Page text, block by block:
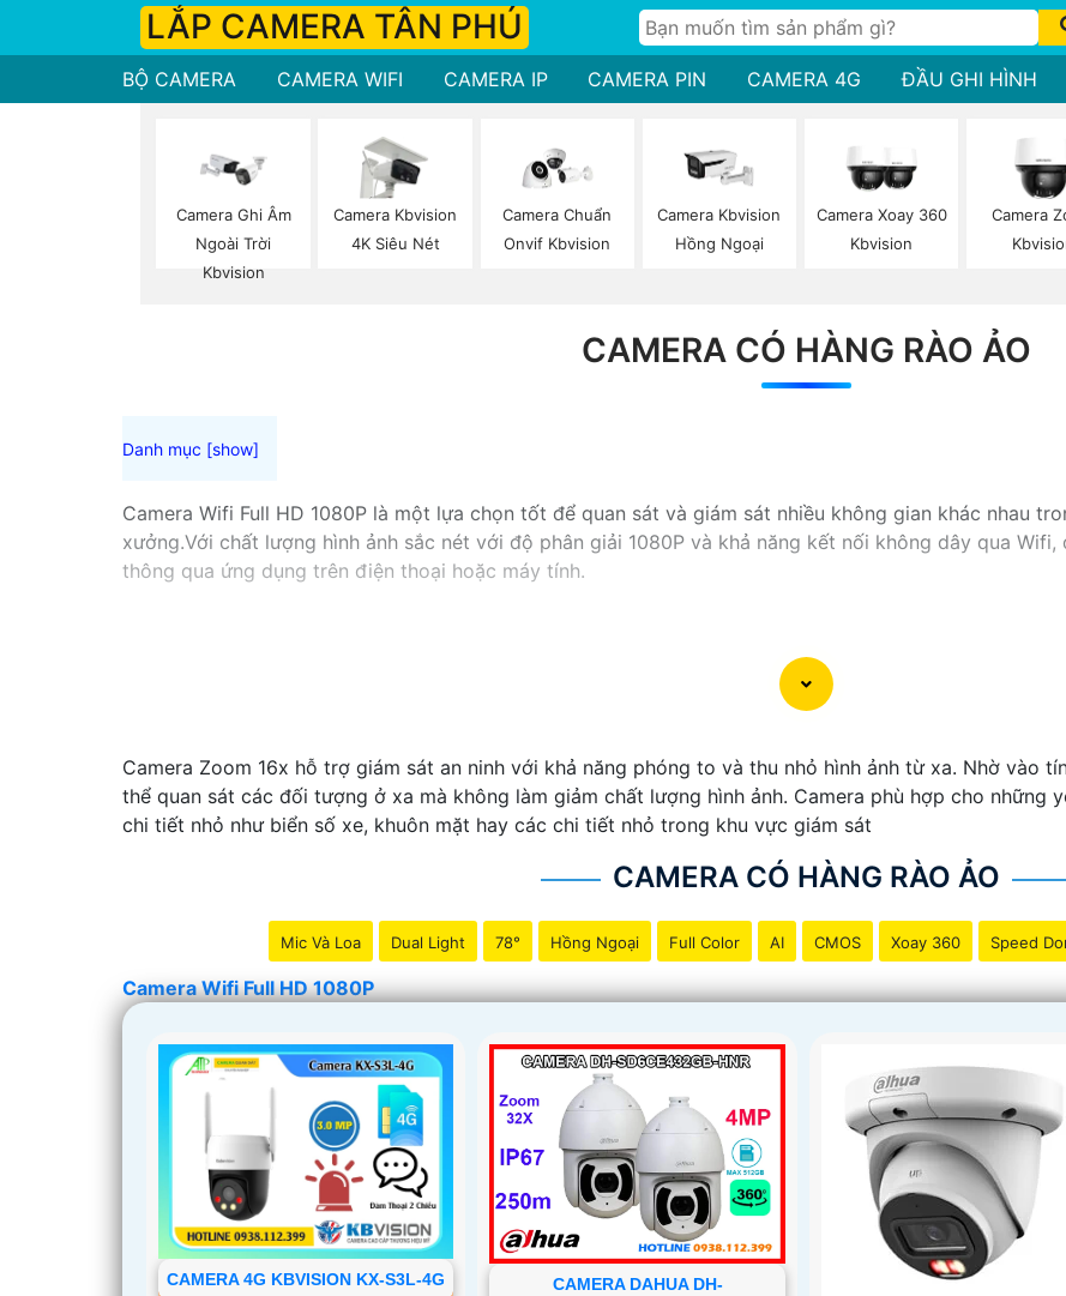
LẮP CAMERA TÂN PHÚ
BỘ CAMERA CAMERA WIFI CAMERA IP CAMERA PIN CAMERA 4G ĐẦU GHI HÌNH
Camera Ghi Âm
Ngoài Trời
Kbvision
Camera Kbvision
4K Siêu Nét
Camera Chuẩn
Onvif Kbvision
Camera Kbvision
Hồng Ngoại
Camera Xoay 360
Kbvision
Camera
CAMERA CÓ HÀNG RÀO ẢO
Camera Wifi Full HD 1080P là một lựa chọn tốt để quan sát và giám sát nhiều không gian khác nhau
xưởng.Với chất lượng hình ảnh sắc nét với độ phân giải 1080P và khả năng kết nối không dây qua
thông qua ứng dụng trên điện thoại hoặc máy tính.
Camera Zoom 16x hỗ trợ giám sát an ninh với khả năng phóng to và thu nhỏ hình ảnh từ xa. Nhờ vào
thể quan sát các đối tượng ở xa mà không làm giảm chất lượng hình ảnh. Camera phù hợp cho những
chi tiết nhỏ như biển số xe, khuôn mặt hay các chi tiết nhỏ trong khu vực giám sát
CAMERA CÓ HÀNG RÀO ẢO
Mic Và Loa Dual Light 78° Hồng Ngoại Full Color AI CMOS Xoay 360 Speed
Camera Wifi Full HD 1080P
CAMERA 4G KBVISION KX-S3L-4G
CAMERA DAHUA DH-